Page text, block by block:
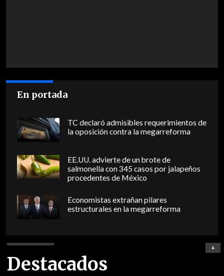
En portada
TC declaró admisibles requerimientos de
la oposición contra la megarreforma
EE.UU. advierte de un brote de
salmonella con 345 casos por jalapeños
procedentes de México
Economistas extrañan pilares
estructurales en la megarreforma
Destacados
+